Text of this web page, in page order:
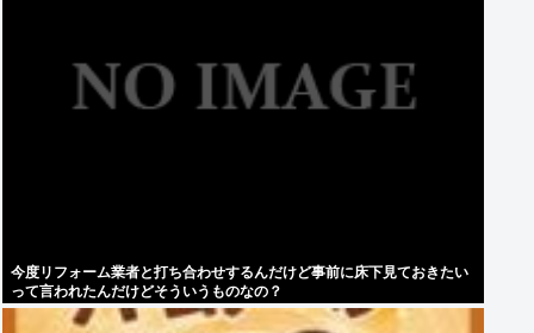
今度リフォーム業者と打ち合わせするんだけど事前に床下見ておきたい
って言われたんだけどそういうものなの？